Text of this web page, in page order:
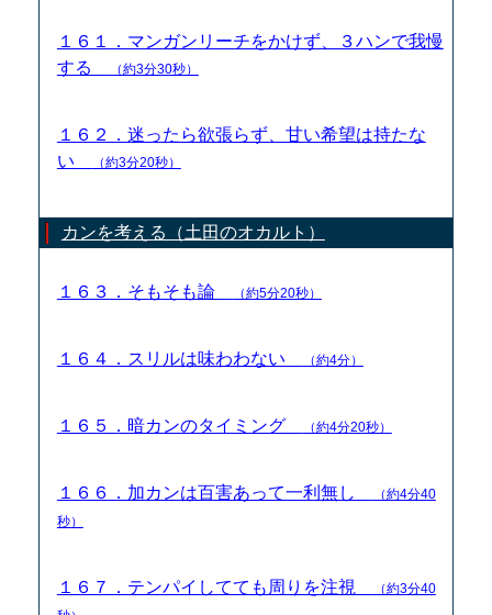
１６１．マンガンリーチをかけず、３ハンで我慢
する
（約3分30秒）
１６２．迷ったら欲張らず、甘い希望は持たな
い
（約3分20秒）
カンを考える（土田のオカルト）
１６３．そもそも論 （約5分20秒）
１６４．スリルは味わわない （約4分）
１６５．暗カンのタイミング （約4分20秒）
１６６．加カンは百害あって一利無し
（約4分40
秒）
１６７．テンパイしてても周りを注視
（約3分40